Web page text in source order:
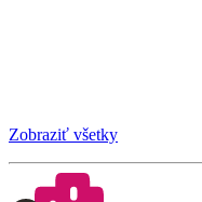
Zobraziť všetky